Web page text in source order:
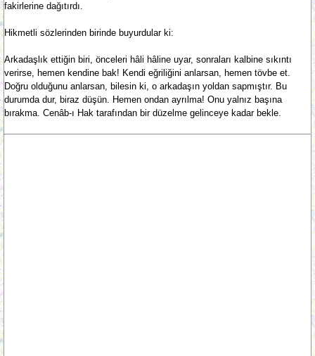
fakirlerine dağıtırdı.
Hikmetli sözlerinden birinde buyurdular ki:
Arkadaşlık ettiğin biri, önceleri hâli hâline uyar, sonraları kalbine sıkıntı
verirse, hemen kendine bak! Kendi eğriliğini anlarsan, hemen tövbe et.
Doğru olduğunu anlarsan, bilesin ki, o arkadaşın yoldan sapmıştır. Bu
durumda dur, biraz düşün. Hemen ondan ayrılma! Onu yalnız başına
bırakma. Cenâb-ı Hak tarafından bir düzelme gelinceye kadar bekle.